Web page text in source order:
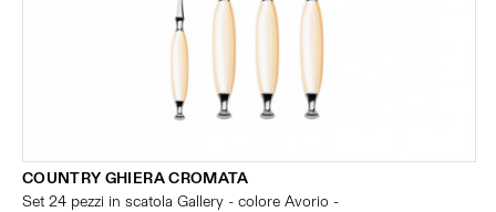
COUNTRY GHIERA CROMATA
Set 24 pezzi in scatola Gallery - colore Avorio -